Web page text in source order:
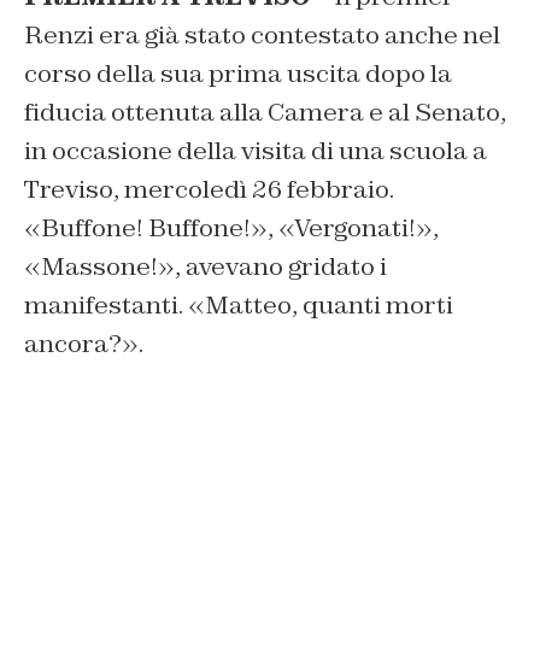
Renzi era già stato contestato anche nel
corso della sua prima uscita dopo la
fiducia ottenuta alla Camera e al Senato,
in occasione della visita di una scuola a
Treviso, mercoledì 26 febbraio.
«Buffone! Buffone!», «Vergonati!»,
«Massone!», avevano gridato i
manifestanti. «Matteo, quanti morti
ancora?».